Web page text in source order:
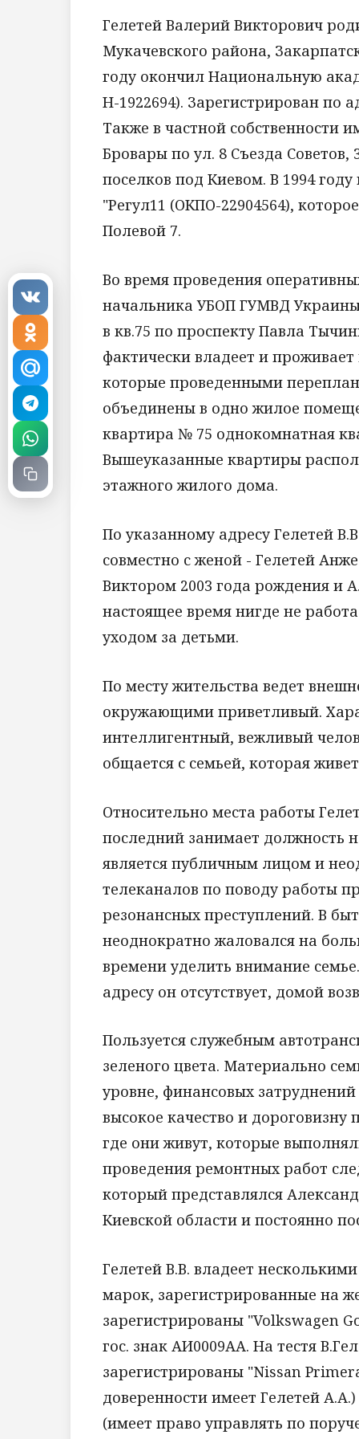
Гелетей Валерий Викторович
Мукачевского района,
году окончил Национальную
Н-1922694). Зарегистрирован по
Также в частной собственности
Бровары по ул. 8 Съезда
поселков под Киевом. В 1994
"Регул11 (ОКПО-22904564),
Полевой 7.
Во время проведения
начальника УБОП ГУМВД Украины
в кв.75 по проспекту Павла
фактически владеет и
которые проведенными
объединены в одно жилое
квартира № 75 однокомнатная
Вышеуказанные квартиры
этажного жилого дома.
По указанному адресу Гелетей
совместно с женой - Гелетей
Виктором 2003 года рождения и
настоящее время нигде не
уходом за детьми.
По месту жительства ведет
окружающими приветливый.
интеллигентный, вежливый
общается с семьей, которая
Относительно места работы
последний занимает должность
является публичным лицом и
телеканалов по поводу работы
резонансных преступлений. В
неоднократно жаловался на
времени уделить внимание
адресу он отсутствует, домой
Пользуется служебным
зеленого цвета. Материально
уровне, финансовых
высокое качество и
где они живут, которые
проведения ремонтных работ
который представлялся
Киевской области и постоянно
Гелетей В.В. владеет
марок, зарегистрированные на
зарегистрированы "Volkswagen
гос. знак АИ0009АА. На тестя
зарегистрированы "Nissan
доверенности имеет Гелетей
(имеет право управлять по